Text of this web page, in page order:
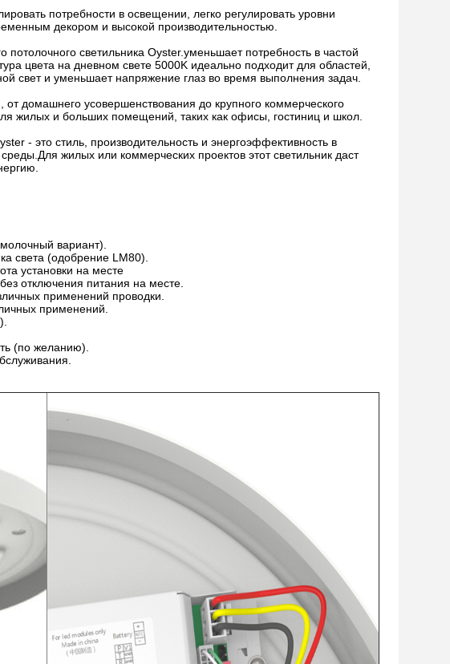
потребности в освещении, легко регулировать уровни
декором и высокой производительностью.
светильника Oyster.уменьшает потребность в частой
цвета на дневном свете 5000K идеально подходит для областей,
свет и уменьшает напряжение глаз во время выполнения задач.
домашнего усовершенствования до крупного коммерческого
жилых и больших помещений, таких как офисы, гостиниц и школ.
- это стиль, производительность и энергоэффективность в
жилых или коммерческих проектов этот светильник даст
вариант).
света (одобрение LM80).
установки на месте
отключения питания на месте.
применений проводки.
применений.
(по желанию).